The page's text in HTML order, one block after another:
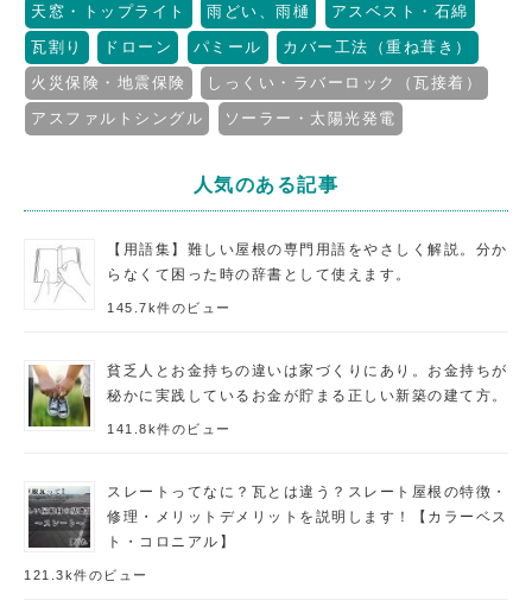
天窓・トップライト
雨どい、雨樋
アスベスト・石綿
瓦割り
ドローン パミール
カバー工法（重ね葺き）
火災保険・地震保険
しっくい・ラバーロック（瓦接着）
アスファルトシングル
ソーラー・太陽光発電
人気のある記事
【用語集】難しい屋根の専門用語をやさしく解説。分か
らなくて困った時の辞書として使えます。
145.7k件のビュー
貧乏人とお金持ちの違いは家づくりにあり。お金持ちが
秘かに実践しているお金が貯まる正しい新築の建て方。
141.8k件のビュー
スレートってなに？瓦とは違う？スレート屋根の特徴・
修理・メリットデメリットを説明します！【カラーベス
ト・コロニアル】
121.3k件のビュー